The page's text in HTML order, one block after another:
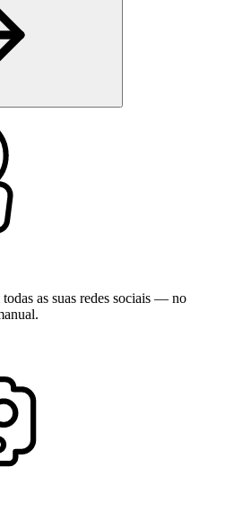
as suas redes sociais — no